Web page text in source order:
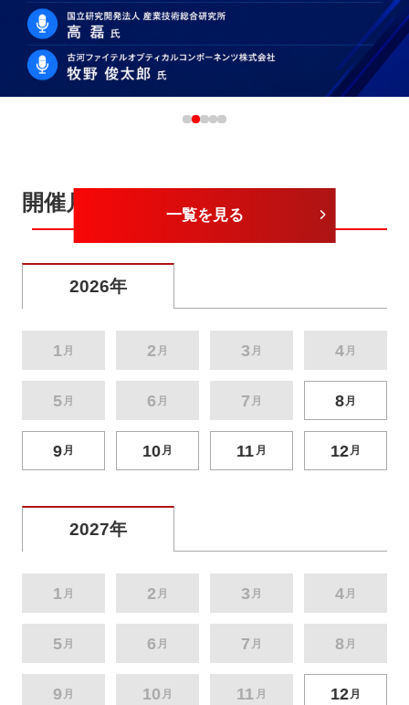
開催月から探す
一覧を見る
2026年
1 月 2 月 3 月 4 月
5 月 6 月 7 月 8 月
9月 10月 11 月 12月
2027年
1 月 2 月 3 月 4 月
5 月 6 月 7 月 8 月
9 月 10 月 11 月 12 月